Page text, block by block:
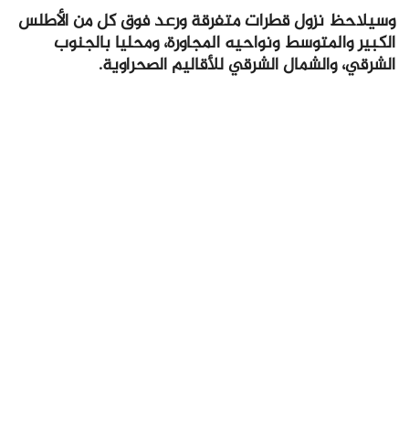
وسيلاحظ نزول قطرات متفرقة ورعد فوق كل من الأطلس
الكبير والمتوسط ونواحيه المجاورة، ومحليا بالجنوب
الشرقي، والشمال الشرقي للأقاليم الصحراوية.